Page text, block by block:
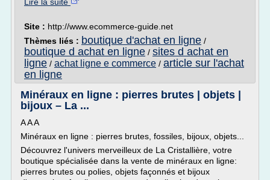
Site : http://www.ecommerce-guide.net
Thèmes liés : boutique d'achat en ligne /
boutique d achat en ligne / sites d achat en
ligne / achat ligne e commerce / article sur l'achat
en ligne
Minéraux en ligne : pierres brutes | objets |
bijoux – La ...
A A A
Minéraux en ligne : pierres brutes, fossiles, bijoux, objets...
Découvrez l'univers merveilleux de La Cristallière, votre
boutique spécialisée dans la vente de minéraux en ligne:
pierres brutes ou polies, objets façonnés et bijoux